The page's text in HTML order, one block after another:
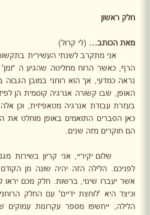
חלק ראשון
מאת הכותב… (לי קרול)
אני מתקרב לשנתי העשירית
הרף, כאשר הרוח מחליטה שהגיע ה
נראה כמדעי, אך הוא רוחני במובן הגבוה
האופן, שבו קשורה אנרגיה קוסמית הן
בעזרת עבודת אנרגיה מטאפיזית, וכן
כאן הסברים התואמים באופן מוחלט את
הם חוקרים מזה שנים.
שלום יקיריי, אני קריון בשירות
לפניכם. הלילה הזה יהיה שונה מן
אשר יעברו שינוי, ברשות. חלק מכם
וכיצד היא 'לוחצת ידיים' עם החלק
הלילה, ייחשפו מספר עקרונות עמוקים